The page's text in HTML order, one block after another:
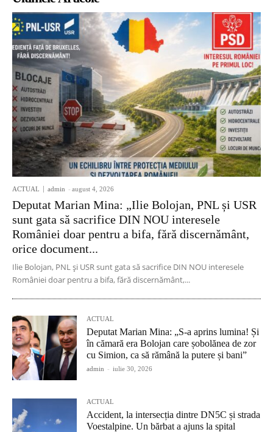
ACTUAL admin - august 4, 2026
Deputat Marian Mina: „Ilie Bolojan, PNL și USR
sunt gata să sacrifice DIN NOU interesele
României doar pentru a bifa, fără discernământ,
orice document...
Ilie Bolojan, PNL și USR sunt gata să sacrifice DIN NOU interesele
României doar pentru a bifa, fără discernământ,...
ACTUAL
Deputat Marian Mina: „S-a aprins lumina! Și
în cămară era Bolojan care șobolănea de zor
cu Simion, ca să rămână la putere și bani”
admin - iulie 30, 2026
ACTUAL
Accident, la intersecția dintre DN5C și strada
Voestalpine. Un bărbat a ajuns la spital